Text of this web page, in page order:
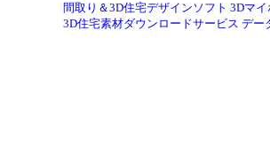
間取り＆3D住宅デザインソフト 3Dマ
3D住宅素材ダウンロードサービス デー